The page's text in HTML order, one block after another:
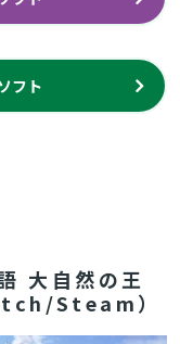
フト
大自然の王
Steam）